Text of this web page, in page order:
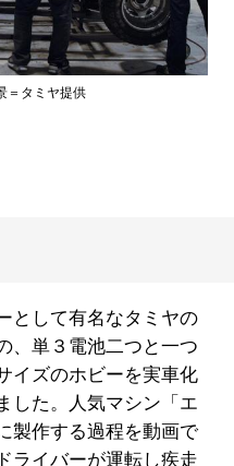
＝タミヤ提供
として有名なタミヤの
、単３電池二つと一つ
イズのホビーを実車化
した。人気マシン「エ
作する過程を動画で
ライバーが運転し疾走